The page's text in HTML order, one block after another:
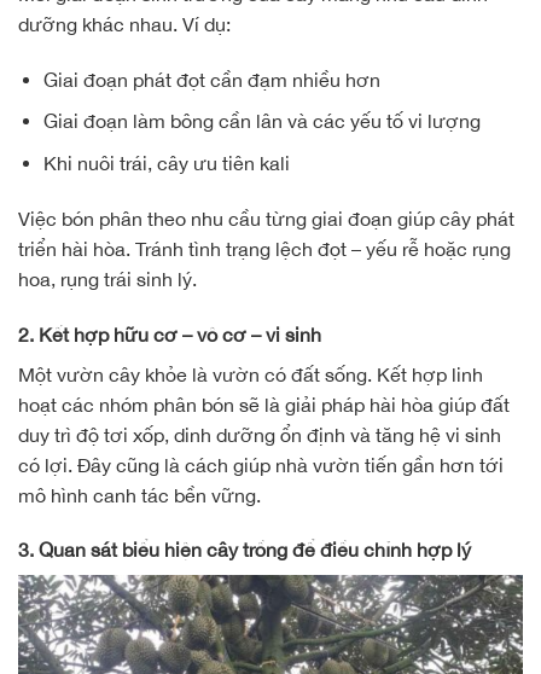
dưỡng khác nhau. Ví dụ:
Giai đoạn phát đọt cần đạm nhiều hơn
Giai đoạn làm bông cần lân và các yếu tố vi lượng
Khi nuôi trái, cây ưu tiên kali
Việc bón phân theo nhu cầu từng giai đoạn giúp cây phát
triển hài hòa. Tránh tình trạng lệch đọt – yếu rễ hoặc rụng
hoa, rụng trái sinh lý.
2. Kết hợp hữu cơ – vô cơ – vi sinh
Một vườn cây khỏe là vườn có đất sống. Kết hợp linh
hoạt các nhóm phân bón sẽ là giải pháp hài hòa giúp đất
duy trì độ tơi xốp, dinh dưỡng ổn định và tăng hệ vi sinh
có lợi. Đây cũng là cách giúp nhà vườn tiến gần hơn tới
mô hình canh tác bền vững.
3. Quan sát biểu hiện cây trồng để điều chỉnh hợp lý